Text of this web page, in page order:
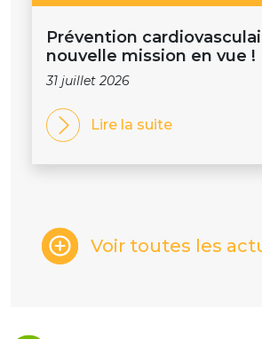
Prévention
nouvelle mission en vue !
31 juillet 2026
Lire la suite
Voir toutes les